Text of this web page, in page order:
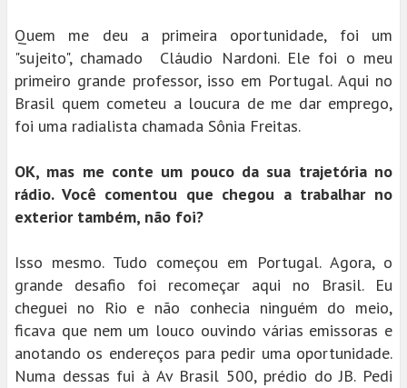
Quem me deu a primeira oportunidade, foi um
"sujeito", chamado Cláudio Nardoni. Ele foi o meu
primeiro grande professor, isso em Portugal. Aqui no
Brasil quem cometeu a loucura de me dar emprego,
foi uma radialista chamada Sônia Freitas.
OK, mas me conte um pouco da sua trajetória no
rádio. Você comentou que chegou a trabalhar no
exterior também, não foi?
Isso mesmo. Tudo começou em Portugal. Agora, o
grande desafio foi recomeçar aqui no Brasil. Eu
cheguei no Rio e não conhecia ninguém do meio,
ficava que nem um louco ouvindo várias emissoras e
anotando os endereços para pedir uma oportunidade.
Numa dessas fui à Av Brasil 500, prédio do JB. Pedi